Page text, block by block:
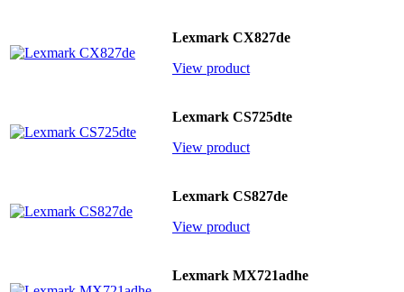
Lexmark CX827de
View product
Lexmark CS725dte
View product
Lexmark CS827de
View product
Lexmark MX721adhe